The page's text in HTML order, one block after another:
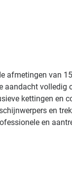
afmetingen van
aandacht volledig
kettingen en
en
en